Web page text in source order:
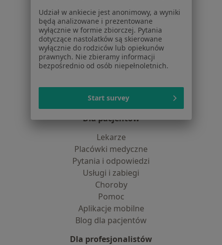
Polityka cookies
Jak działają wyniki wyszukiwania
Dostępność
O nas
Praca Rekrutujemy!
Centrum prasowe
Kontakt
Dla pacjentów
Lekarze
Placówki medyczne
Pytania i odpowiedzi
Usługi i zabiegi
Choroby
Pomoc
Aplikacje mobilne
Blog dla pacjentów
Dla profesjonalistów
Udział w ankiecie jest anonimowy, a wyniki
będą analizowane i prezentowane
wyłącznie w formie zbiorczej. Pytania
dotyczące nastolatków są skierowane
wyłącznie do rodziców lub opiekunów
prawnych. Nie zbieramy informacji
bezpośrednio od osób niepełnoletnich.
Start survey